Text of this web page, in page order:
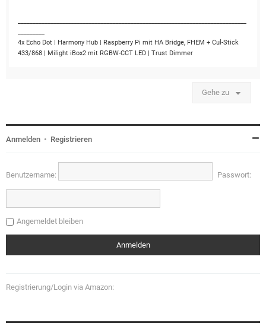
4x Echo Dot | Harmony Hub | Raspberry Pi mit HA Bridge, FHEM + Cul-Stick
433/868 | Milight iBox2 mit RGBW-CCT LED | Trust Dimmer
Gehe zu
Anmelden • Registrieren
Benutzername: Passwort:
Angemeldet bleiben
Registrierung/Login via Amazon: